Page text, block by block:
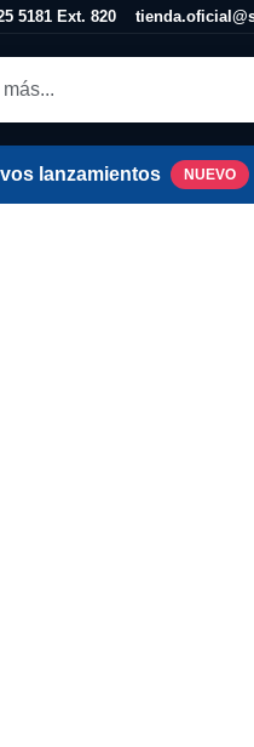
5181 Ext. 820
lanzamientos NUEVO